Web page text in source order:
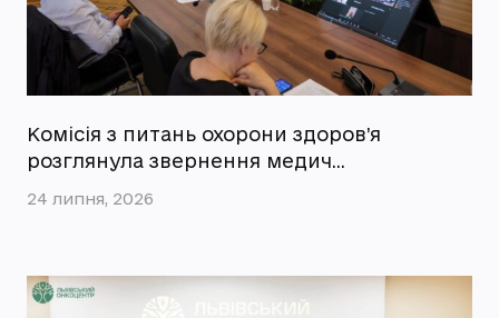
Комісія з питань охорони здоров’я
розглянула звернення медич…
24 липня, 2026